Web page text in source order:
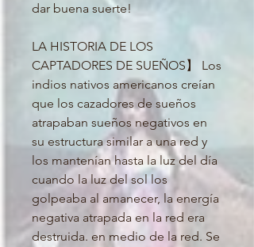
dar buena suerte!
LA HISTORIA DE LOS
CAPTADORES DE SUEÑOS】 Los
indios nativos americanos creían
que los cazadores de sueños
atrapaban sueños negativos en
su estructura similar a una red y
los mantenían hasta la luz del día
cuando la luz del sol los
golpeaba al amanecer, la energía
negativa atrapada en la red era
destruida. en medio de la red. Se